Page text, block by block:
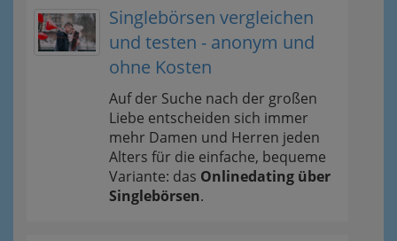
Singlebörsen vergleichen
und testen - anonym und
ohne Kosten
Auf der Suche nach der großen
Liebe entscheiden sich immer
mehr Damen und Herren jeden
Alters für die einfache, bequeme
Variante: das Onlinedating über
Singlebörsen.